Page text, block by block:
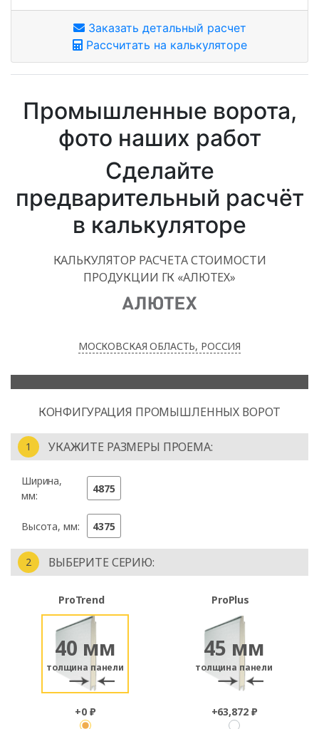
Заказать детальный расчет
Рассчитать на калькуляторе
Промышленные ворота,
фото наших работ
Сделайте
предварительный расчёт
в калькуляторе